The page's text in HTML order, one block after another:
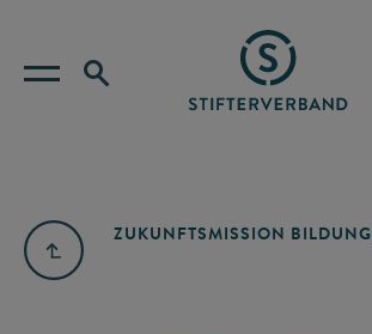
ZUKUNFTSMISSION BILDUNG